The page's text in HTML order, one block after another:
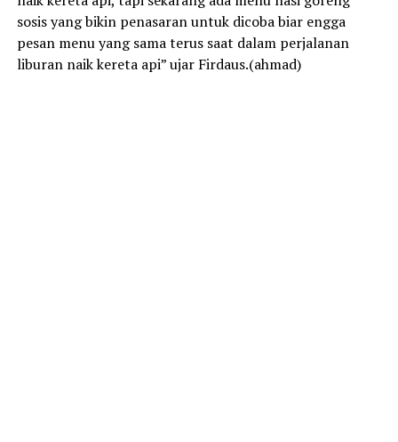
sosis yang bikin penasaran untuk dicoba biar engga
pesan menu yang sama terus saat dalam perjalanan
liburan naik kereta api” ujar Firdaus.(ahmad)